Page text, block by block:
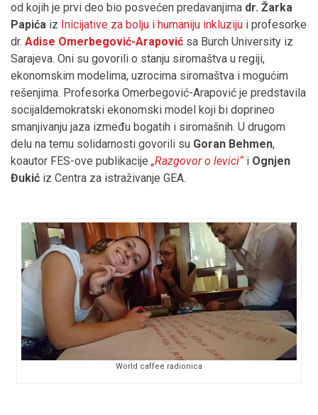
od kojih je prvi deo bio posvećen predavanjima dr. Žarka
Papića iz Inicijative za bolju i humaniju inkluziju i profesorke
dr. Adise Omerbegović-Arapović sa Burch University iz
Sarajeva. Oni su govorili o stanju siromaštva u regiji,
ekonomskim modelima, uzrocima siromaštva i mogućim
rešenjima. Profesorka Omerbegović-Arapović je predstavila
socijaldemokratski ekonomski model koji bi doprineo
smanjivanju jaza između bogatih i siromašnih. U drugom
delu na temu solidarnosti govorili su Goran Behmen,
koautor FES-ove publikacije „Razgovor o levici“ i Ognjen
Đukić iz Centra za istraživanje GEA.
World caffee radionica